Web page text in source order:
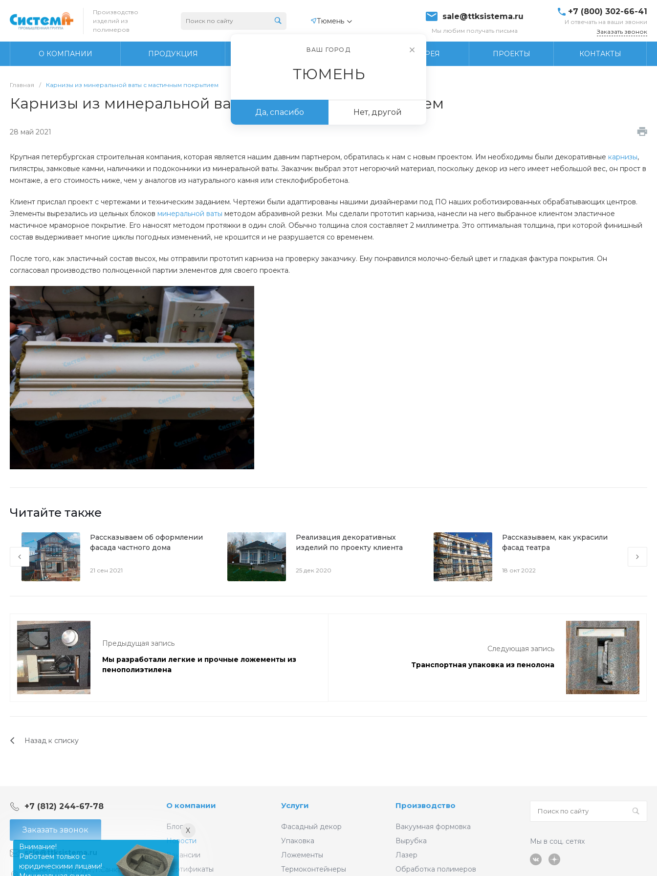
Производство
изделий из
полимеров
Тюмень sale@ttksistema.ru
Мы любим получать письма
+7 (800) 302-66-41
И отвечать на ваши звонки
Заказать звонок
О КОМПАНИИ ПРОДУКЦИЯ ПРОИЗВОДСТВО ФОТОГАЛЕРЕЯ ПРОЕКТЫ КОНТАКТЫ
Главная / Карнизы из минеральной ваты с мастичным покрытием
Карнизы из минеральной ваты с мастичным покрытием
28 май 2021
Крупная петербургская строительная компания, которая является нашим давним партнером, обратилась к нам с новым проектом. Им необходимы были декоративные карнизы,
пилястры, замковые камни, наличники и подоконники из минеральной ваты. Заказчик выбрал этот негорючий материал, поскольку декор из него имеет небольшой вес, он прост в
монтаже, а его стоимость ниже, чем у аналогов из натурального камня или стеклофибробетона.
Клиент прислал проект с чертежами и техническим заданием. Чертежи были адаптированы нашими дизайнерами под ПО наших роботизированных обрабатывающих центров.
Элементы вырезались из цельных блоков минеральной ваты методом абразивной резки. Мы сделали прототип карниза, нанесли на него выбранное клиентом эластичное
мастичное мраморное покрытие. Его наносят методом протяжки в один слой. Обычно толщина слоя составляет 2 миллиметра. Это оптимальная толщина, при которой финишный
состав выдерживает многие циклы погодных изменений, не крошится и не разрушается со временем.
После того, как эластичный состав высох, мы отправили прототип карниза на проверку заказчику. Ему понравился молочно-белый цвет и гладкая фактура покрытия. Он
согласовал производство полноценной партии элементов для своего проекта.
Читайте также
Рассказываем об оформлении
фасада частного дома
21 сен 2021
Реализация декоративных
изделий по проекту клиента
25 дек 2020
Рассказываем, как украсили
фасад театра
18 окт 2022
Предыдущая запись
Мы разработали легкие и прочные ложементы из
пенополиэтилена
Следующая запись
Транспортная упаковка из пенолона
Назад к списку
+7 (812) 244-67-78
Заказать звонок
sale@ttksistema.ru
г. Санкт-Петербург, г.Санкт-
О компании
Блог
Новости
Вакансии
Сертификаты
Услуги
Фасадный декор
Упаковка
Ложементы
Термоконтейнеры
Производство
Вакуумная формовка
Вырубка
Лазер
Обработка полимеров
Мы в соц. сетях
X
Внимание!
Работаем только с
юридическими лицами!
ВАШ ГОРОД
ТЮМЕНЬ
Да, спасибо Нет, другой